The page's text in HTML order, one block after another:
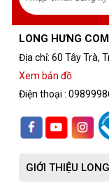
LONG HƯNG
Địa chỉ: 60 Tây Trà,
Xem bản đồ
Điện thoại :
GIỚI THIỆU